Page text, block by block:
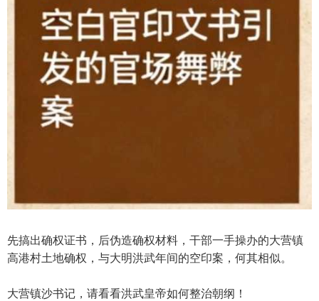
先搞出确权证书，后伪造确权材料，干部一手操办的大营镇
高港村土地确权，与大明洪武年间的空印案，何其相似。
大营镇沙书记，请看看洪武皇帝如何整治朝纲！